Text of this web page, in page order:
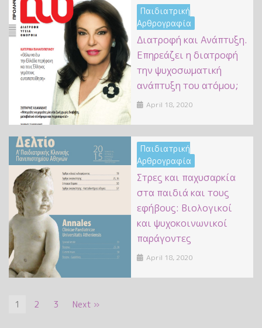
Παιδιατρική
Αρθρογραφία
Διατροφή και Ανάπτυξη.
Επηρεάζει η διατροφή
την ψυχοσωματική
ανάπτυξη του ατόμου;
April 18, 2020
Παιδιατρική
Αρθρογραφία
Στρες και παχυσαρκία
στα παιδιά και τους
εφήβους: Bιολογικοί
και ψυχοκοινωνικοί
παράγοντες
April 18, 2020
1 2 3 Next »